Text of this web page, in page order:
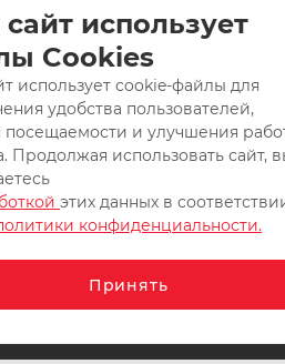
материалов и
использует
Cookies
использует cookie-файлы для
удобства пользователей,
посещаемости и улучшения
Продолжая использовать сайт,
этих данных в
конфиденциальности.
Принять